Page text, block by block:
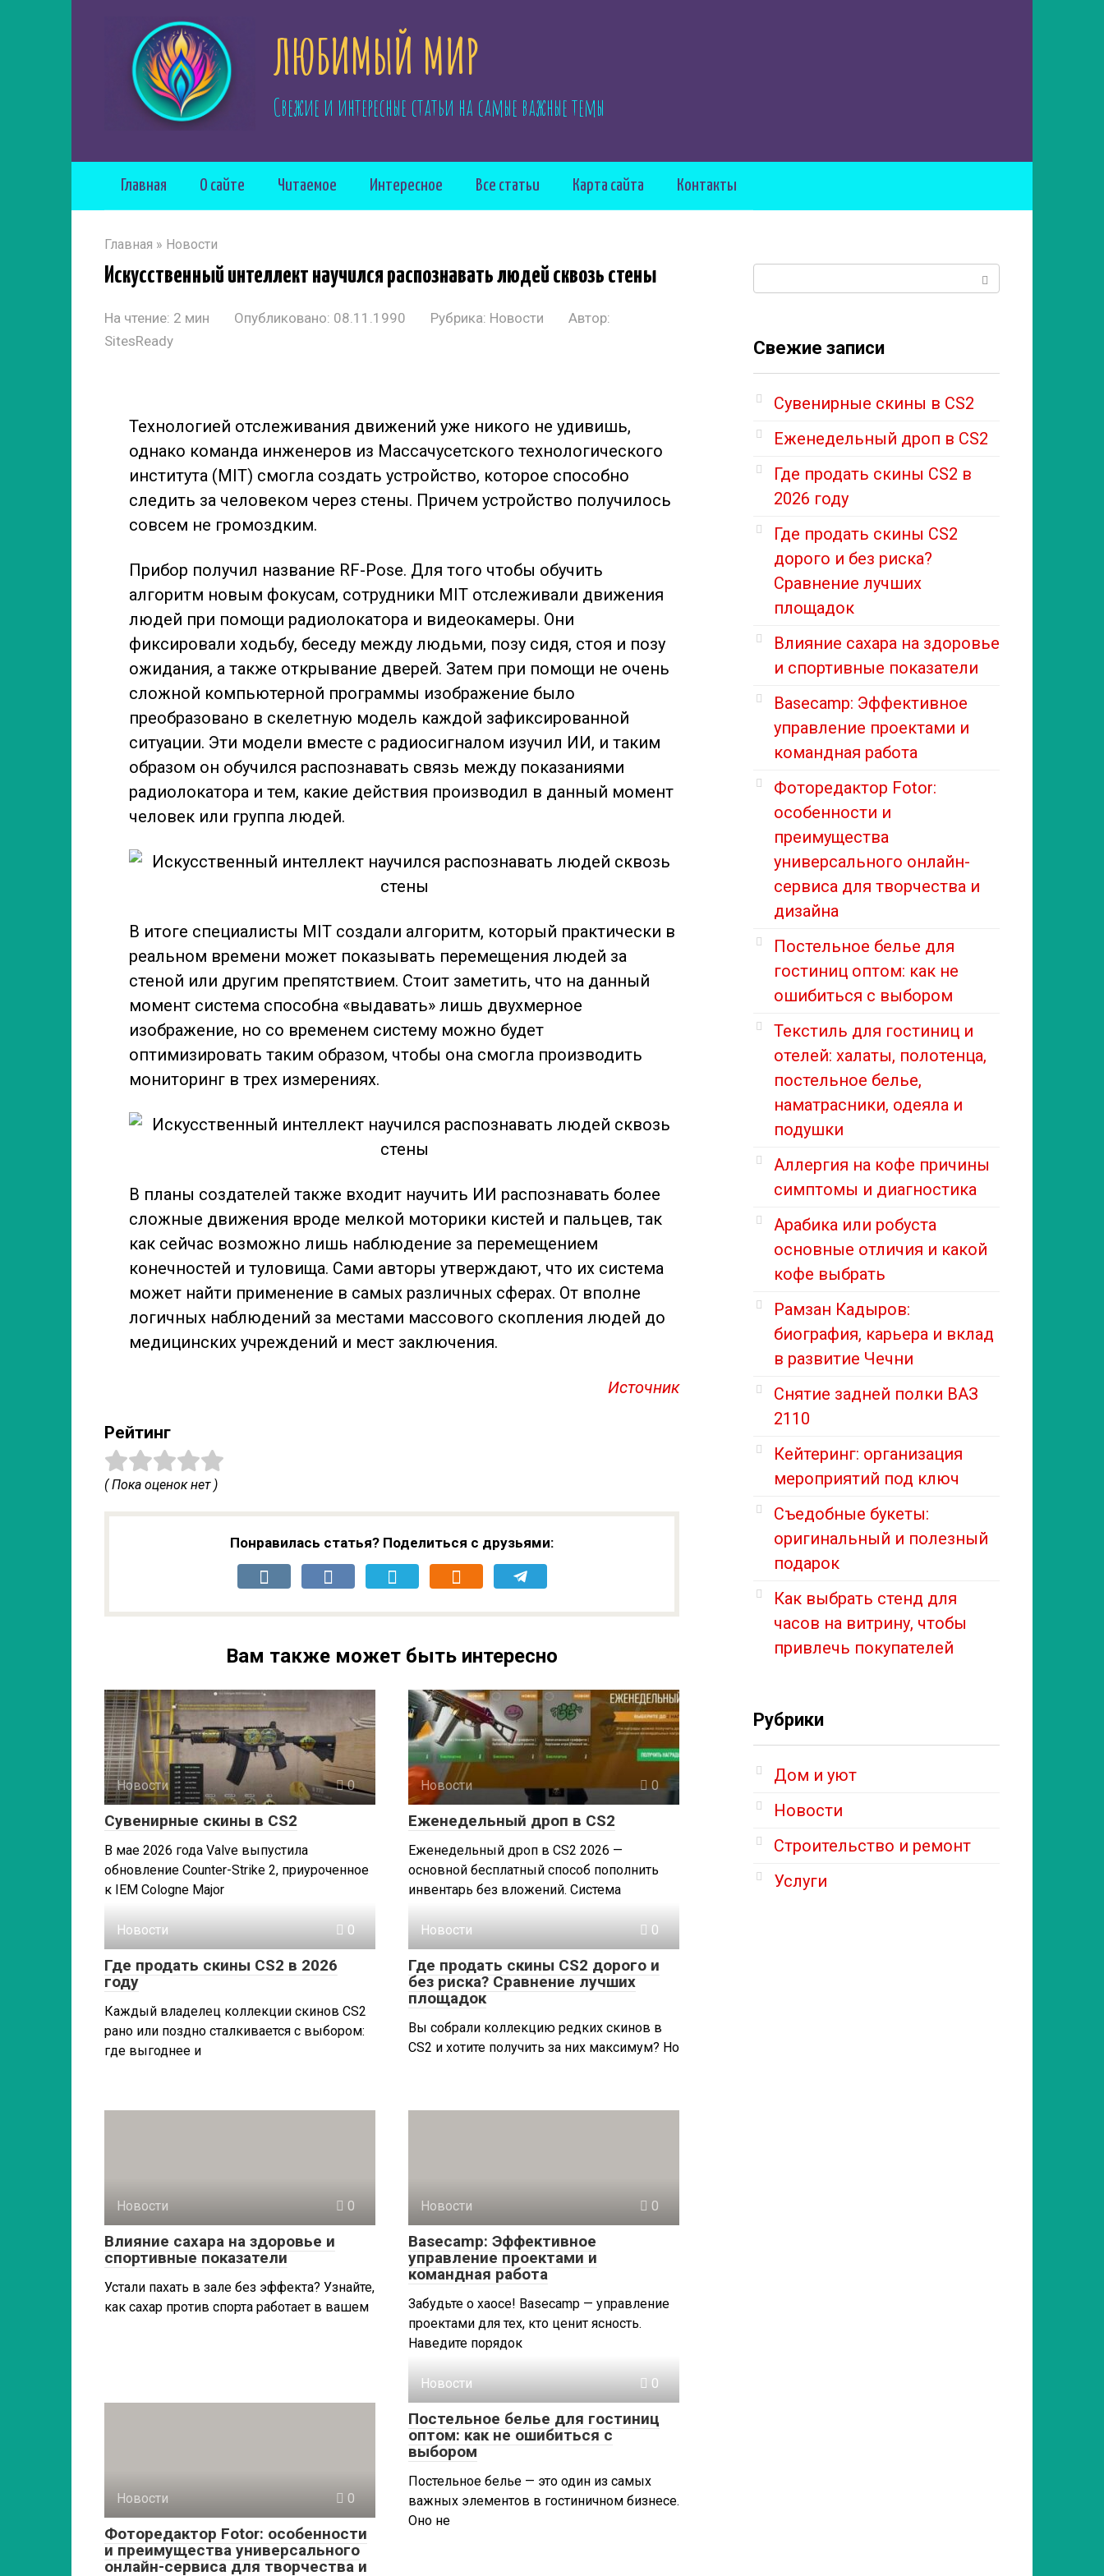
ЛЮБИМЫЙ МИР
Свежие и интересные статьи на самые важные темы
Главная О сайте Читаемое Интересное Все статьи Карта сайта Контакты
Главная » Новости
Искусственный интеллект научился распознавать людей сквозь стены
На чтение: 2 мин Опубликовано: 08.11.1990 Рубрика: Новости
Автор:
SitesReady
Технологией отслеживания движений уже никого не удивишь,
однако команда инженеров из Массачусетского технологического
института (MIT) смогла создать устройство, которое способно
следить за человеком через стены. Причем устройство получилось
совсем не громоздким.
Прибор получил название RF-Pose. Для того чтобы обучить
алгоритм новым фокусам, сотрудники MIT отслеживали движения
людей при помощи радиолокатора и видеокамеры. Они
фиксировали ходьбу, беседу между людьми, позу сидя, стоя и позу
ожидания, а также открывание дверей. Затем при помощи не очень
сложной компьютерной программы изображение было
преобразовано в скелетную модель каждой зафиксированной
ситуации. Эти модели вместе с радиосигналом изучил ИИ, и таким
образом он обучился распознавать связь между показаниями
радиолокатора и тем, какие действия производил в данный момент
человек или группа людей.
В итоге специалисты MIT создали алгоритм, который практически в
реальном времени может показывать перемещения людей за
стеной или другим препятствием. Стоит заметить, что на данный
момент система способна «выдавать» лишь двухмерное
изображение, но со временем систему можно будет
оптимизировать таким образом, чтобы она смогла производить
мониторинг в трех измерениях.
В планы создателей также входит научить ИИ распознавать более
сложные движения вроде мелкой моторики кистей и пальцев, так
как сейчас возможно лишь наблюдение за перемещением
конечностей и туловища. Сами авторы утверждают, что их система
может найти применение в самых различных сферах. От вполне
логичных наблюдений за местами массового скопления людей до
медицинских учреждений и мест заключения.
Источник
Рейтинг
( Пока оценок нет )
Понравилась статья? Поделиться с друзьями:
Вам также может быть интересно
Новости 0
Сувенирные скины в CS2
В мае 2026 года Valve выпустила
обновление Counter-Strike 2, приуроченное
к IEM Cologne Major
Новости 0
Еженедельный дроп в CS2
Еженедельный дроп в CS2 2026 —
основной бесплатный способ пополнить
инвентарь без вложений. Система
Новости 0
Где продать скины CS2 в 2026
году
Каждый владелец коллекции скинов CS2
рано или поздно сталкивается с выбором:
где выгоднее и
Новости 0
Где продать скины CS2 дорого и
без риска? Сравнение лучших
площадок
Вы собрали коллекцию редких скинов в
CS2 и хотите получить за них максимум? Но
Новости 0
Влияние сахара на здоровье и
спортивные показатели
Устали пахать в зале без эффекта? Узнайте,
как сахар против спорта работает в вашем
Новости 0
Basecamp: Эффективное
управление проектами и
командная работа
Забудьте о хаосе! Basecamp — управление
проектами для тех, кто ценит ясность.
Наведите порядок
Новости 0
Фоторедактор Fotor: особенности
и преимущества универсального
онлайн-сервиса для творчества и
Новости 0
Постельное белье для гостиниц
оптом: как не ошибиться с
выбором
Постельное белье — это один из самых
важных элементов в гостиничном бизнесе.
Оно не
Свежие записи
Сувенирные скины в CS2
Еженедельный дроп в CS2
Где продать скины CS2 в
2026 году
Где продать скины CS2
дорого и без риска?
Сравнение лучших
площадок
Влияние сахара на здоровье
и спортивные показатели
Basecamp: Эффективное
управление проектами и
командная работа
Фоторедактор Fotor:
особенности и
преимущества
универсального онлайн-
сервиса для творчества и
дизайна
Постельное белье для
гостиниц оптом: как не
ошибиться с выбором
Текстиль для гостиниц и
отелей: халаты, полотенца,
постельное белье,
наматрасники, одеяла и
подушки
Аллергия на кофе причины
симптомы и диагностика
Арабика или робуста
основные отличия и какой
кофе выбрать
Рамзан Кадыров:
биография, карьера и вклад
в развитие Чечни
Снятие задней полки ВАЗ
2110
Кейтеринг: организация
мероприятий под ключ
Съедобные букеты:
оригинальный и полезный
подарок
Как выбрать стенд для
часов на витрину, чтобы
привлечь покупателей
Рубрики
Дом и уют
Новости
Строительство и ремонт
Услуги